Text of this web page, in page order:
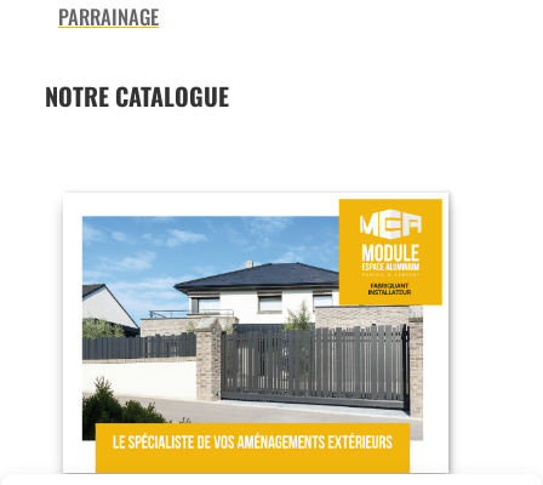
PARRAINAGE
NOTRE CATALOGUE